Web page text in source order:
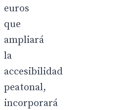
euros
que
ampliará
la
accesibilidad
peatonal,
incorporará